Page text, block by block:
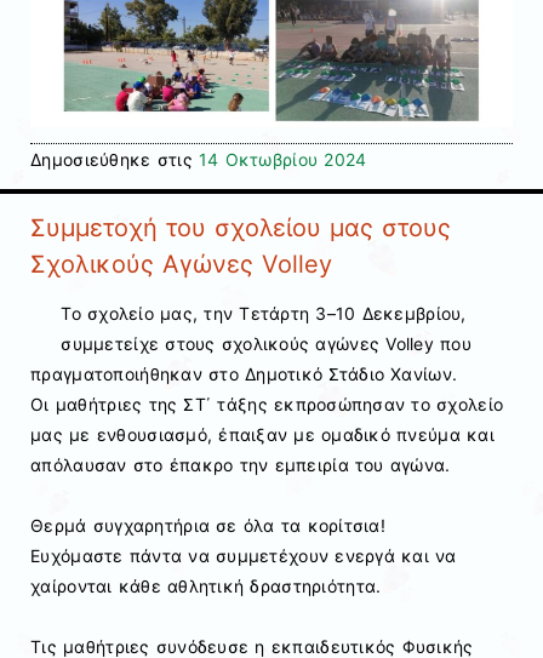
Δημοσιεύθηκε στις 14 Οκτωβρίου 2024
Συμμετοχή του σχολείου μας στους
Σχολικούς Αγώνες Volley
Το σχολείο μας, την Τετάρτη 3–10 Δεκεμβρίου,
συμμετείχε στους σχολικούς αγώνες Volley που
πραγματοποιήθηκαν στο Δημοτικό Στάδιο Χανίων.
Οι μαθήτριες της ΣΤ΄ τάξης εκπροσώπησαν το σχολείο
μας με ενθουσιασμό, έπαιξαν με ομαδικό πνεύμα και
απόλαυσαν στο έπακρο την εμπειρία του αγώνα.
Θερμά συγχαρητήρια σε όλα τα κορίτσια!
Ευχόμαστε πάντα να συμμετέχουν ενεργά και να
χαίρονται κάθε αθλητική δραστηριότητα.
Τις μαθήτριες συνόδευσε η εκπαιδευτικός Φυσικής